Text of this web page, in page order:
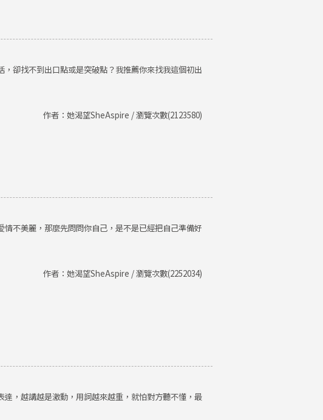
卻找不到出口點或是突破點？我推薦你來找我這個初出
作者：她渴望SheAspire / 瀏覽次數(2123580)
不美麗，那麼先問問你自己，是不是已經把自己準備好
作者：她渴望SheAspire / 瀏覽次數(2252034)
，越講越是激動，用詞越來越重，就怕對方聽不懂，最